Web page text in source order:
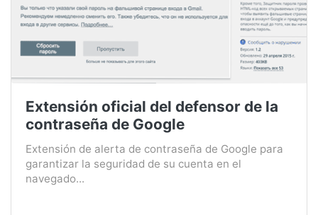
Extensión oficial del defensor de la
contraseña de Google
Extensión de alerta de contraseña de Google para
garantizar la seguridad de su cuenta en el
navegado...